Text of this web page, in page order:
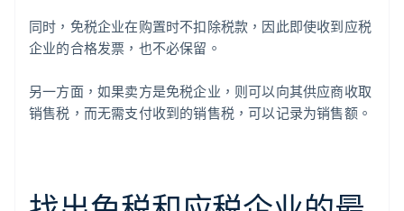
同时，免税企业在购置时不扣除税款，因此即使收到应税
企业的合格发票，也不必保留。
另一方面，如果卖方是免税企业，则可以向其供应商收取
销售税，而无需支付收到的销售税，可以记录为销售额。